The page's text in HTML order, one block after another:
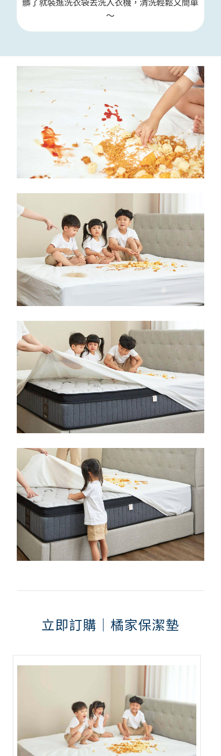
髒了就裝進洗衣袋丟洗入衣機，清洗輕鬆又簡單
～
立即訂購｜橘家保潔墊